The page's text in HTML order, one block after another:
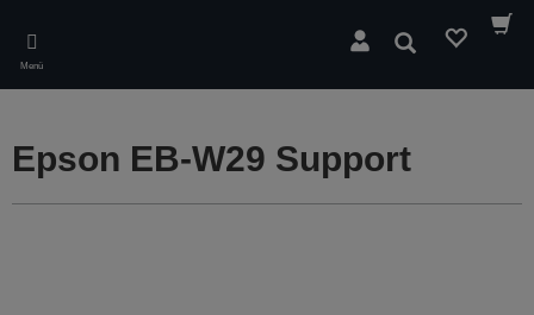
main
content
Menü
Suchen
Epson EB-W29 Support